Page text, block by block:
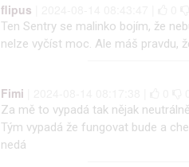
flipus
Ten Sentry se malinko bojím, že
nelze vyčíst moc. Ale máš pravdu,
Fimi
Za mě to vypadá tak nějak
Tým vypadá že fungovat bude a
nedá
služeb
Poskytování